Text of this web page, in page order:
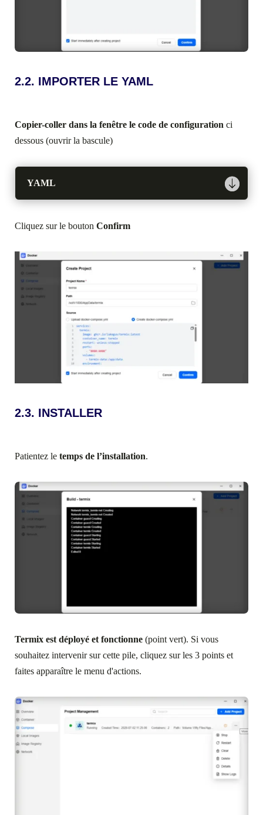
2.2. IMPORTER LE YAML
Copier-coller dans la fenêtre le code de configuration ci
dessous (ouvrir la bascule)
YAML
Cliquez sur le bouton Confirm
2.3. INSTALLER
Patientez le temps de l’installation.
Termix est déployé et fonctionne (point vert). Si vous
souhaitez intervenir sur cette pile, cliquez sur les 3 points et
faites apparaître le menu d'actions.